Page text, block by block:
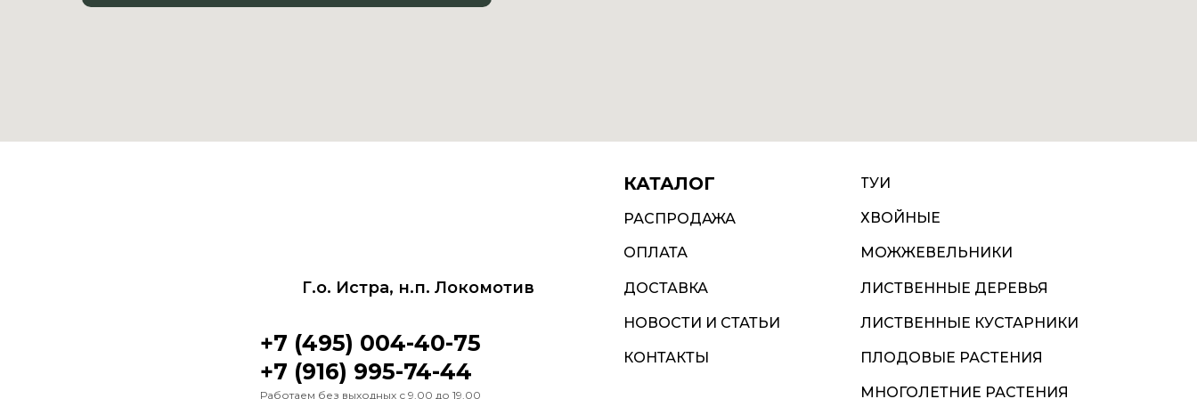
РАСПРОДАЖА
КОНТАКТЫ
НОВОСТИ И СТАТЬИ
ДОСТАВКА
ОПЛАТА
МНОГОЛЕТНИЕ РАСТЕНИЯ
ПЛОДОВЫЕ РАСТЕНИЯ
ЛИСТВЕННЫЕ КУСТАРНИКИ
ЛИСТВЕННЫЕ ДЕРЕВЬЯ
МОЖЖЕВЕЛЬНИКИ
ХВОЙНЫЕ
ТУИ
КАТАЛОГ
Г.о. Истра, н.п. Локомотив
Работаем без выходных с 9.00 до 19.00
+7 (495) 004-40-75
+7 (916) 995-74-44